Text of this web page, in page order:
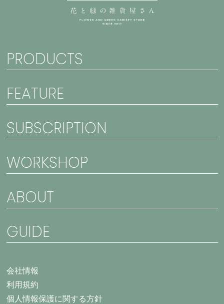
PRODUCTS
FEATURE
SUBSCRIPTION
WORKSHOP
ABOUT
GUIDE
会社情報
利用規約
個人情報保護に関する方針